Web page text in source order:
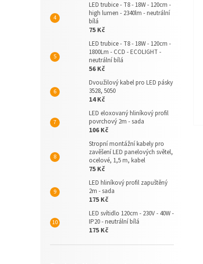
LED trubice - T8 - 18W - 120cm -
high lumen - 2340lm - neutrální
bílá
75 Kč
LED trubice - T8 - 18W - 120cm -
1800Lm - CCD - ECOLIGHT -
neutrální bílá
56 Kč
Dvoužilový kabel pro LED pásky
3528, 5050
14 Kč
LED eloxovaný hliníkový profil
povrchový 2m - sada
106 Kč
Stropní montážní kabely pro
zavěšení LED panelových světel,
ocelové, 1,5 m, kabel
75 Kč
LED hliníkový profil zapuštěný
2m - sada
175 Kč
LED svítidlo 120cm - 230V - 40W -
IP20 - neutrální bílá
175 Kč